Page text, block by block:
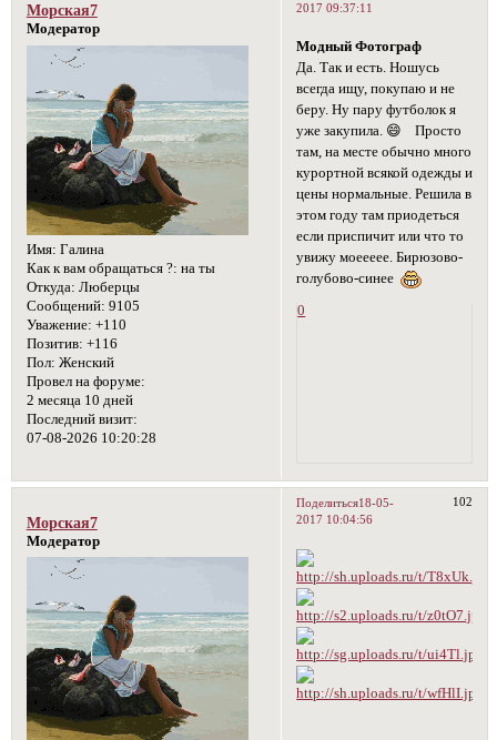
2017 09:37:11
Морская7
Модератор
Имя: Галина
Как к вам обращаться ?: на ты
Откуда: Люберцы
Сообщений: 9105
Уважение: +110
Позитив: +116
Пол: Женский
Провел на форуме:
2 месяца 10 дней
Последний визит:
07-08-2026 10:20:28
Модный Фотограф
Да. Так и есть. Ношусь
всегда ищу, покупаю и не
беру. Ну пару футболок я
уже закупила. 😄 Просто
там, на месте обычно много
курортной всякой одежды и
цены нормальные. Решила в
этом году там приодеться
если приспичит или что то
увижу моеееее. Бирюзово-
голубово-синее
0
Поделиться 102
18-05-
2017 10:04:56
Морская7
Модератор